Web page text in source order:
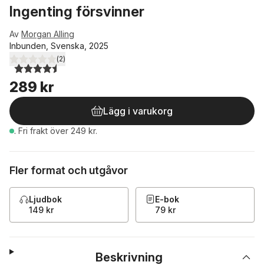
Ingenting försvinner
Av Morgan Alling
Inbunden, Svenska, 2025
4,5utav 5 stjärnor. Totalt antal röster:
(2)
289 kr
Lägg i varukorg
. Fri frakt över 249 kr.
Fler format och utgåvor
Ljudbok
149 kr
E-bok
79 kr
Beskrivning